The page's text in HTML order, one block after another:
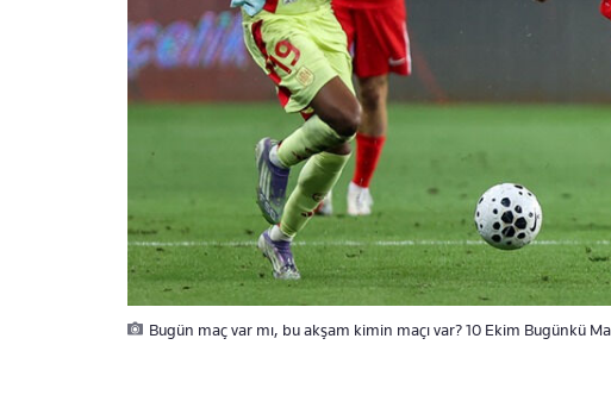
Bugün maç var mı, bu akşam kimin maçı var? 10 Ekim Bugünkü